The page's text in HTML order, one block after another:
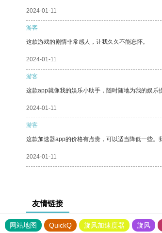
2024-01-11
游客
这款游戏的剧情非常感人，让我久久不能忘怀。
2024-01-11
游客
这款app就像我的娱乐小助手，随时随地为我的娱乐
2024-01-11
游客
这款加速器app的价格有点贵，可以适当降低一些。
2024-01-11
友情链接
网站地图 QuickQ 旋风加速度器 旋风